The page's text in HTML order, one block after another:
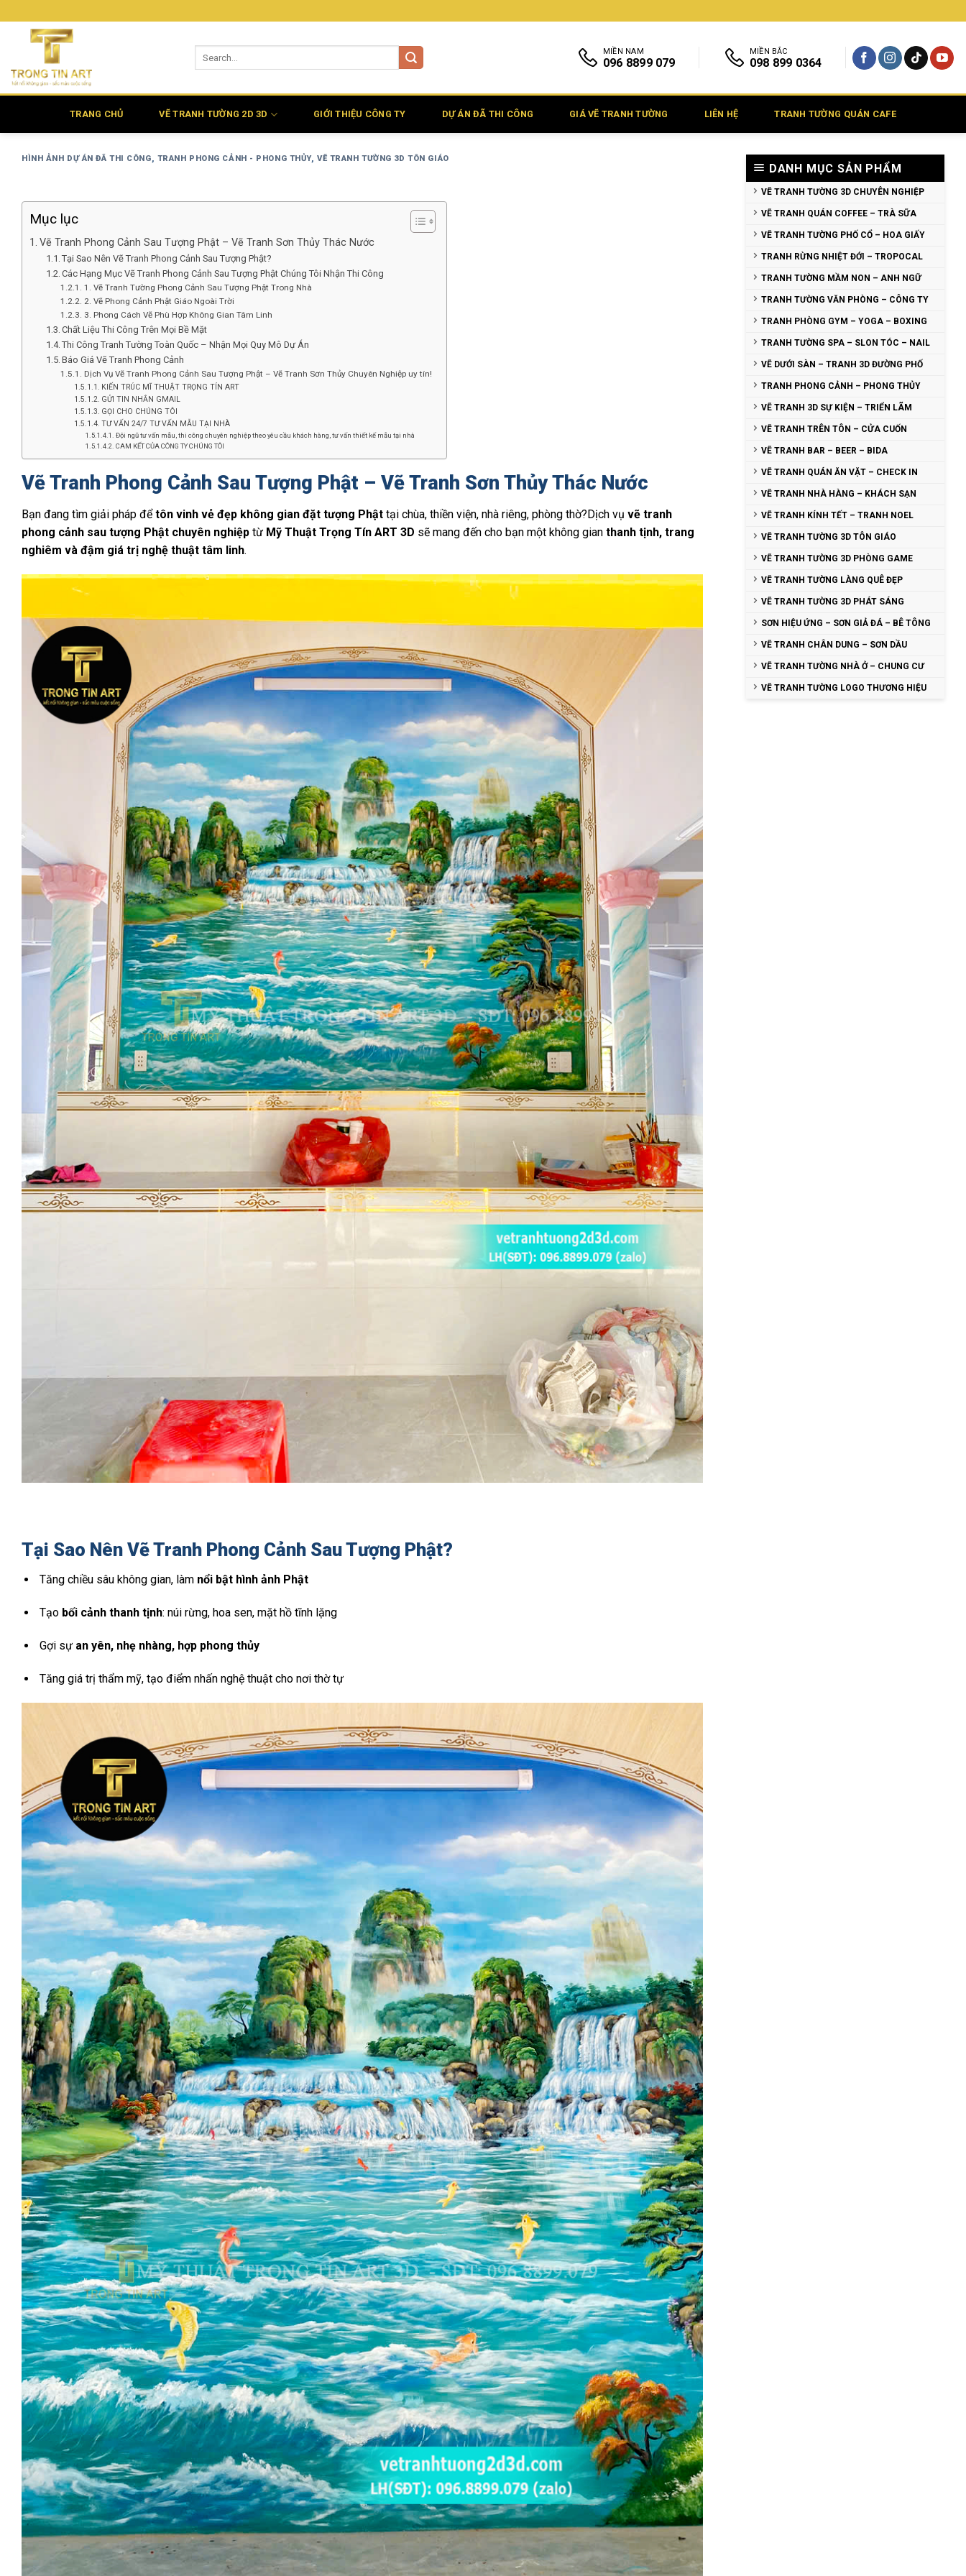
qua
MIỀN NAM
096 8899 079
MIỀN BẮC
098 899 0364
TRANG CHỦ VẼ TRANH TƯỜNG 2D 3D GIỚI THIỆU CÔNG TY DỰ ÁN ĐÃ THI CÔNG GIÁ VẼ TRANH TƯỜNG LIÊN HỆ TRANH TƯỜNG QUÁN CAFE
HÌNH ẢNH DỰ ÁN ĐÃ THI CÔNG, TRANH PHONG CẢNH - PHONG THỦY,VẼ TRANH TƯỜNG 3D TÔN GIÁO
Mục lục
Vẽ Tranh Phong Cảnh Sau Tượng Phật – Vẽ Tranh Sơn Thủy Thác Nước
Tại Sao Nên Vẽ Tranh Phong Cảnh Sau Tượng Phật?
Các Hạng Mục Vẽ Tranh Phong Cảnh Sau Tượng Phật Chúng Tôi Nhận Thi Công
1. Vẽ Tranh Tường Phong Cảnh Sau Tượng Phật Trong Nhà
2. Vẽ Phong Cảnh Phật Giáo Ngoài Trời
3. Phong Cách Vẽ Phù Hợp Không Gian Tâm Linh
Chất Liệu Thi Công Trên Mọi Bề Mặt
Thi Công Tranh Tường Toàn Quốc – Nhận Mọi Quy Mô Dự Án
Báo Giá Vẽ Tranh Phong Cảnh
Dịch Vụ Vẽ Tranh Phong Cảnh Sau Tượng Phật – Vẽ Tranh Sơn Thủy Chuyên Nghiệp uy tín!
KIẾN TRÚC MĨ THUẬT TRỌNG TÍN ART
GỬI TIN NHẮN GMAIL
GỌI CHO CHÚNG TÔI
TƯ VẤN 24/7 TƯ VẤN MẪU TẠI NHÀ
Đội ngũ tư vấn mẫu, thi công chuyên nghiệp theo yêu cầu khách hàng, tư vấn thiết kế mẫu tại nhà
CAM KẾT CỦA CÔNG TY CHÚNG TÔI
Vẽ Tranh Phong Cảnh Sau Tượng Phật – Vẽ Tranh Sơn Thủy Thác Nước
Bạn đang tìm giải pháp đểtôn vinh vẻ đẹp không gian đặt tượng Phật tại chùa, thiền viện, nhà riêng, phòng thờ?Dịch vụ vẽ tranh
phong cảnh sau tượng Phật chuyên nghiệp từ Mỹ Thuật Trọng Tín ART 3D sẽ mang đến cho bạn một không gian thanh tịnh, trang
nghiêm và đậm giá trị nghệ thuật tâm linh.
Tại Sao Nên Vẽ Tranh Phong Cảnh Sau Tượng Phật?
Tăng chiều sâu không gian, làm nổi bật hình ảnh Phật
Tạo bối cảnh thanh tịnh: núi rừng, hoa sen, mặt hồ tĩnh lặng
Gợi sự an yên, nhẹ nhàng, hợp phong thủy
Tăng giá trị thẩm mỹ, tạo điểm nhấn nghệ thuật cho nơi thờ tự
DANH MỤC SẢN PHẨM
VẼ TRANH TƯỜNG 3D CHUYÊN NGHIỆP
VẼ TRANH QUÁN COFFEE – TRÀ SỮA
VẼ TRANH TƯỜNG PHỐ CỔ – HOA GIẤY
TRANH RỪNG NHIỆT ĐỚI – TROPOCAL
TRANH TƯỜNG MẦM NON – ANH NGỮ
TRANH TƯỜNG VĂN PHÒNG – CÔNG TY
TRANH PHÒNG GYM – YOGA – BOXING
TRANH TƯỜNG SPA – SLON TÓC – NAIL
VẼ DƯỚI SÀN – TRANH 3D ĐƯỜNG PHỐ
TRANH PHONG CẢNH – PHONG THỦY
VẼ TRANH 3D SỰ KIỆN – TRIỂN LÃM
VẼ TRANH TRÊN TÔN – CỬA CUỐN
VẼ TRANH BAR – BEER – BIDA
VẼ TRANH QUÁN ĂN VẶT – CHECK IN
VẼ TRANH NHÀ HÀNG – KHÁCH SẠN
VẼ TRANH KÍNH TẾT – TRANH NOEL
VẼ TRANH TƯỜNG 3D TÔN GIÁO
VẼ TRANH TƯỜNG 3D PHÒNG GAME
VẼ TRANH TƯỜNG LÀNG QUÊ ĐẸP
VẼ TRANH TƯỜNG 3D PHÁT SÁNG
SƠN HIỆU ỨNG – SƠN GIẢ ĐÁ – BÊ TÔNG
VẼ TRANH CHÂN DUNG – SƠN DẦU
VẼ TRANH TƯỜNG NHÀ Ở – CHUNG CƯ
VẼ TRANH TƯỜNG LOGO THƯƠNG HIỆU